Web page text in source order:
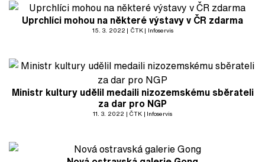
Uprchlíci mohou na některé výstavy v ČR zdarma
15. 3. 2022 ČTK Infoservis
Ministr kultury udělil medaili nizozemskému sběrateli
za dar pro NGP
11. 3. 2022 ČTK Infoservis